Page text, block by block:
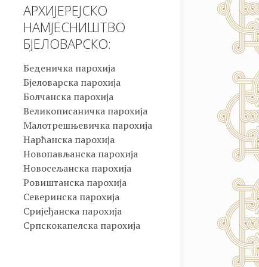
АРХИЈЕРЕЈСКО
НАМЈЕСНИШТВО
БЈЕЛОВАРСКО:
Беденичка парохија
Бјеловарска парохија
Болчанска парохија
Великописаничка парохија
Малотрешњевичка парохија
Нарћанска парохија
Новопављанска парохија
Новосељанска парохија
Ровиштанска парохија
Северинска парохија
Сријеђанска парохија
Српскокапелска парохија